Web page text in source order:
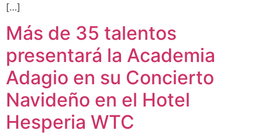
[…]
Más de 35 talentos
presentará la Academia
Adagio en su Concierto
Navideño en el Hotel
Hesperia WTC